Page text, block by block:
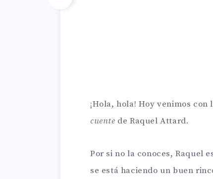
¡Hola, hola! Hoy venimos con
cuente de Raquel Attard.
Por si no la conoces, Raquel
se está haciendo un buen